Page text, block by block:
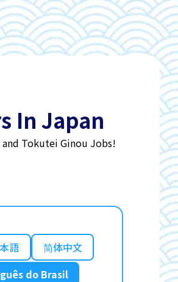
In Japan
Tokutei Ginou Jobs!
語
简体中文
do Brasil